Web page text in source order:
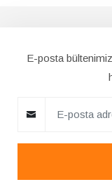
E-posta